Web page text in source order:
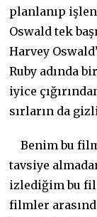
planlanıp
Oswald tek
Harvey
Ruby adında
iyice
sırların da
Benim bu
tavsiye
izlediğim bu
filmler